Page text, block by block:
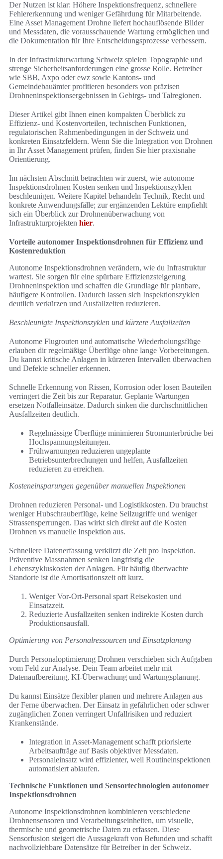
Der Nutzen ist klar: Höhere Inspektionsfrequenz, schnellere
Fehlererkennung und weniger Gefährdung für Mitarbeitende.
Eine Asset Management Drohne liefert hochauflösende Bilder
und Messdaten, die vorausschauende Wartung ermöglichen und
die Dokumentation für Ihre Entscheidungsprozesse verbessern.
In der Infrastrukturwartung Schweiz spielen Topographie und
strenge Sicherheitsanforderungen eine grosse Rolle. Betreiber
wie SBB, Axpo oder ewz sowie Kantons- und
Gemeindebauämter profitieren besonders von präzisen
Drohneninspektionsergebnissen in Gebirgs- und Talregionen.
Dieser Artikel gibt Ihnen einen kompakten Überblick zu
Effizienz- und Kostenvorteilen, technischen Funktionen,
regulatorischen Rahmenbedingungen in der Schweiz und
konkreten Einsatzfeldern. Wenn Sie die Integration von Drohnen
in Ihr Asset Management prüfen, finden Sie hier praxisnahe
Orientierung.
Im nächsten Abschnitt betrachten wir zuerst, wie autonome
Inspektionsdrohnen Kosten senken und Inspektionszyklen
beschleunigen. Weitere Kapitel behandeln Technik, Recht und
konkrete Anwendungsfälle; zur ergänzenden Lektüre empfiehlt
sich ein Überblick zur Drohnenüberwachung von
Infrastrukturprojekten hier.
Vorteile autonomer Inspektionsdrohnen für Effizienz und
Kostenreduktion
Autonome Inspektionsdrohnen verändern, wie du Infrastruktur
wartest. Sie sorgen für eine spürbare Effizienzsteigerung
Drohneninspektion und schaffen die Grundlage für planbare,
häufigere Kontrollen. Dadurch lassen sich Inspektionszyklen
deutlich verkürzen und Ausfallzeiten reduzieren.
Beschleunigte Inspektionszyklen und kürzere Ausfallzeiten
Autonome Flugrouten und automatische Wiederholungsflüge
erlauben dir regelmäßige Überflüge ohne lange Vorbereitungen.
Du kannst kritische Anlagen in kürzeren Intervallen überwachen
und Defekte schneller erkennen.
Schnelle Erkennung von Rissen, Korrosion oder losen Bauteilen
verringert die Zeit bis zur Reparatur. Geplante Wartungen
ersetzen Notfalleinsätze. Dadurch sinken die durchschnittlichen
Ausfallzeiten deutlich.
Regelmässige Überflüge minimieren Stromunterbrüche bei
Hochspannungsleitungen.
Frühwarnungen reduzieren ungeplante
Betriebsunterbrechungen und helfen, Ausfallzeiten
reduzieren zu erreichen.
Kosteneinsparungen gegenüber manuellen Inspektionen
Drohnen reduzieren Personal- und Logistikkosten. Du brauchst
weniger Hubschrauberflüge, keine Seilzugriffe und weniger
Strassensperrungen. Das wirkt sich direkt auf die Kosten
Drohnen vs manuelle Inspektion aus.
Schnellere Datenerfassung verkürzt die Zeit pro Inspektion.
Präventive Massnahmen senken langfristig die
Lebenszykluskosten der Anlagen. Für häufig überwachte
Standorte ist die Amortisationszeit oft kurz.
Weniger Vor-Ort-Personal spart Reisekosten und
Einsatzzeit.
Reduzierte Ausfallzeiten senken indirekte Kosten durch
Produktionsausfall.
Optimierung von Personalressourcen und Einsatzplanung
Durch Personaloptimierung Drohnen verschieben sich Aufgaben
vom Feld zur Analyse. Dein Team arbeitet mehr mit
Datenaufbereitung, KI-Überwachung und Wartungsplanung.
Du kannst Einsätze flexibler planen und mehrere Anlagen aus
der Ferne überwachen. Der Einsatz in gefährlichen oder schwer
zugänglichen Zonen verringert Unfallrisiken und reduziert
Krankenstände.
Integration in Asset-Management schafft priorisierte
Arbeitsaufträge auf Basis objektiver Messdaten.
Personaleinsatz wird effizienter, weil Routineinspektionen
automatisiert ablaufen.
Technische Funktionen und Sensortechnologien autonomer
Inspektionsdrohnen
Autonome Inspektionsdrohnen kombinieren verschiedene
Drohnensensoren und Verarbeitungseinheiten, um visuelle,
thermische und geometrische Daten zu erfassen. Diese
Sensorfusion steigert die Aussagekraft von Befunden und schafft
nachvollziehbare Datensätze für Betreiber in der Schweiz.